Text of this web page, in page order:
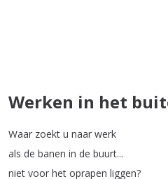
Werken in het
Waar zoekt u naar werk
als de banen in de buurt...
niet voor het oprapen liggen?